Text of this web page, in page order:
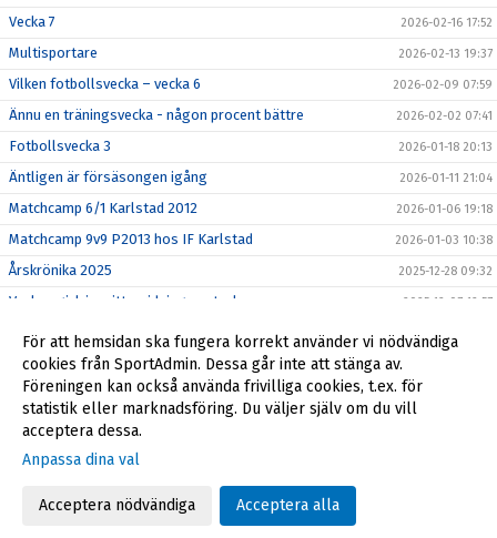
Vecka 7 2026-02-16 17:52
Multisportare 2026-02-13 19:37
Vilken fotbollsvecka – vecka 6 2026-02-09 07:59
Ännu en träningsvecka - någon procent bättre 2026-02-02 07:41
Fotbollsvecka 3 2026-01-18 20:13
Äntligen är försäsongen igång 2026-01-11 21:04
Matchcamp 6/1 Karlstad 2012 2026-01-06 19:18
Matchcamp 9v9 P2013 hos IF Karlstad 2026-01-03 10:38
Årskrönika 2025 2025-12-28 09:32
Veckan gick i smittspridningens tecken… 2025-12-07 12:57
Kiosk och matchvärdar 14/8 2022-08-01 07:45
Ny tid: föräldramöte idag kl 18 2022-04-11 16:03
P12 start vårsäsong 2022-04-08 11:04
Gå till Webbversion
För att hemsidan ska fungera korrekt använder vi nödvändiga
cookies från SportAdmin. Dessa går inte att stänga av.
Föreningen kan också använda frivilliga cookies, t.ex. för
statistik eller marknadsföring. Du väljer själv om du vill
acceptera dessa.
Anpassa dina val
Acceptera nödvändiga Acceptera alla